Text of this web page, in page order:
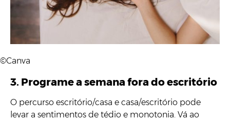
©Canva
3. Programe a semana fora do escritório
O percurso escritório/casa e casa/escritório pode
levar a sentimentos de tédio e monotonia. Vá ao